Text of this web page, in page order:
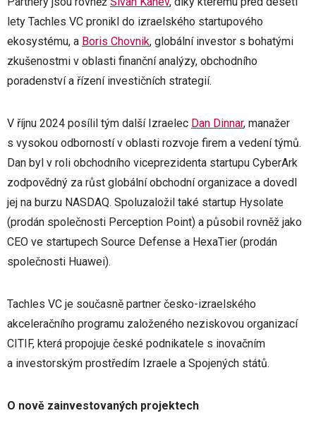
lety Tachles VC pronikl do izraelského startupového
ekosystému, a Boris Chovnik, globální investor s bohatými
zkušenostmi v oblasti finanční analýzy, obchodního
poradenství a řízení investičních strategií.
V říjnu 2024 posílil tým další Izraelec Dan Dinnar, manažer
s vysokou odborností v oblasti rozvoje firem a vedení týmů.
Dan byl v roli obchodního viceprezidenta startupu CyberArk
zodpovědný za růst globální obchodní organizace a dovedl
jej na burzu NASDAQ. Spoluzaložil také startup Hysolate
(prodán společnosti Perception Point) a působil rovněž jako
CEO ve startupech Source Defense a HexaTier (prodán
společnosti Huawei).
Tachles VC je současně partner česko-izraelského
akceleračního programu založeného neziskovou organizací
CITIF, která propojuje české podnikatele s inovačním
a investorským prostředím Izraele a Spojených států.
O nově zainvestovaných projektech